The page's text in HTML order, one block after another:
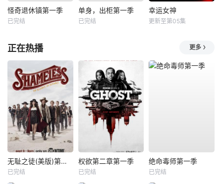
怪奇退休镇第一季
已完结
单身，出柜第一季
已完结
幸运女神
更新至第05集
正在热播 更多
无耻之徒(美版)第九季
已完结
权欲第二章第一季
已完结
绝命毒师第一季
已完结